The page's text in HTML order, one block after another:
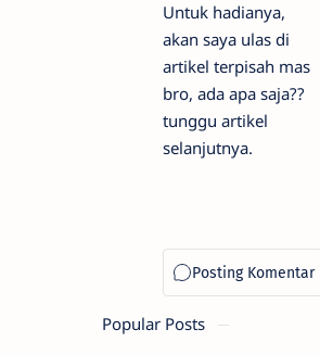
Untuk hadianya,
akan saya ulas di
artikel terpisah mas
bro, ada apa saja??
tunggu artikel
selanjutnya.
Popular Posts